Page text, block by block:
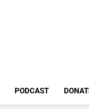
PODCAST